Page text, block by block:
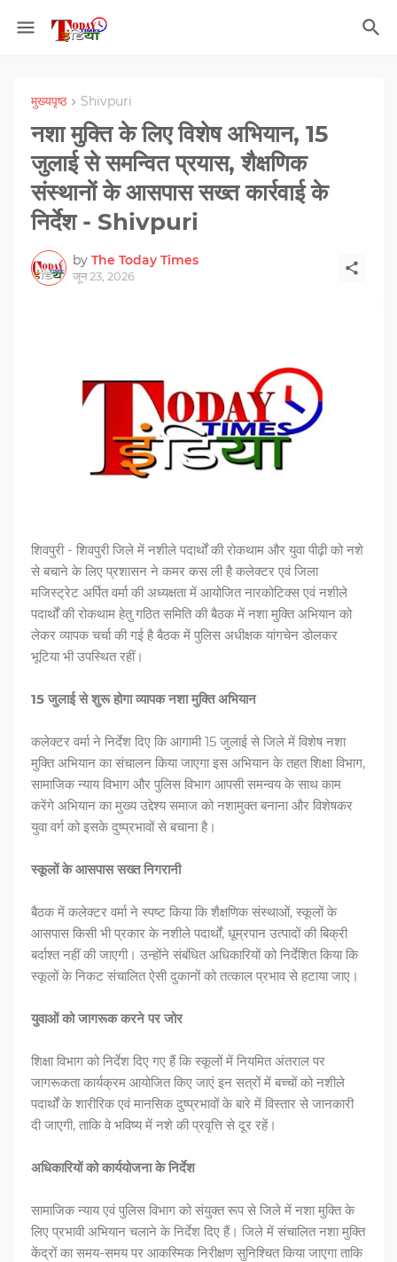
मुख्यपृष्ठ Shivpuri
नशा मुक्ति के लिए विशेष अभियान, 15
जुलाई से समन्वित प्रयास, शैक्षणिक
संस्थानों के आसपास सख्त कार्रवाई के
निर्देश - Shivpuri
by The Today Times
जून 23, 2026
शिवपुरी - शिवपुरी जिले में नशीले पदार्थों की रोकथाम और युवा पीढ़ी को नशे
से बचाने के लिए प्रशासन ने कमर कस ली है कलेक्टर एवं जिला
मजिस्ट्रेट अर्पित वर्मा की अध्यक्षता में आयोजित नारकोटिक्स एवं नशीले
पदार्थों की रोकथाम हेतु गठित समिति की बैठक में नशा मुक्ति अभियान को
लेकर व्यापक चर्चा की गई है बैठक में पुलिस अधीक्षक यांगचेन डोलकर
भूटिया भी उपस्थित रहीं।
15 जुलाई से शुरू होगा व्यापक नशा मुक्ति अभियान
कलेक्टर वर्मा ने निर्देश दिए कि आगामी 15 जुलाई से जिले में विशेष नशा
मुक्ति अभियान का संचालन किया जाएगा इस अभियान के तहत शिक्षा विभाग,
सामाजिक न्याय विभाग और पुलिस विभाग आपसी समन्वय के साथ काम
करेंगे अभियान का मुख्य उद्देश्य समाज को नशामुक्त बनाना और विशेषकर
युवा वर्ग को इसके दुष्प्रभावों से बचाना है।
स्कूलों के आसपास सख्त निगरानी
बैठक में कलेक्टर वर्मा ने स्पष्ट किया कि शैक्षणिक संस्थाओं, स्कूलों के
आसपास किसी भी प्रकार के नशीले पदार्थों, धूम्रपान उत्पादों की बिक्री
बर्दाश्त नहीं की जाएगी। उन्होंने संबंधित अधिकारियों को निर्देशित किया कि
स्कूलों के निकट संचालित ऐसी दुकानों को तत्काल प्रभाव से हटाया जाए।
युवाओं को जागरूक करने पर जोर
शिक्षा विभाग को निर्देश दिए गए हैं कि स्कूलों में नियमित अंतराल पर
जागरूकता कार्यक्रम आयोजित किए जाएं इन सत्रों में बच्चों को नशीले
पदार्थों के शारीरिक एवं मानसिक दुष्प्रभावों के बारे में विस्तार से जानकारी
दी जाएगी, ताकि वे भविष्य में नशे की प्रवृत्ति से दूर रहें।
अधिकारियों को कार्ययोजना के निर्देश
सामाजिक न्याय एवं पुलिस विभाग को संयुक्त रूप से जिले में नशा मुक्ति के
लिए प्रभावी अभियान चलाने के निर्देश दिए हैं। जिले में संचालित नशा मुक्ति
केंद्रों का समय-समय पर आकस्मिक निरीक्षण सुनिश्चित किया जाएगा ताकि